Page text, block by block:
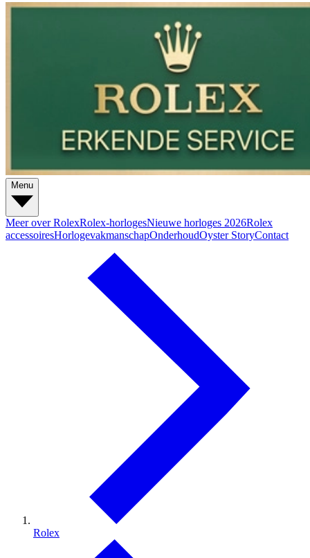
Menu
Meer over RolexRolex-horlogesNieuwe horloges 2026Rolex
accessoiresHorlogevakmanschapOnderhoudOyster StoryContact
Rolex